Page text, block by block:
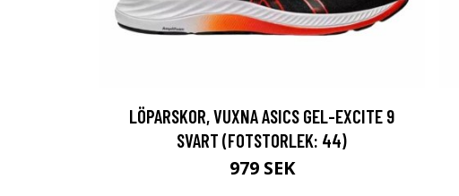
LÖPARSKOR, VUXNA ASICS GEL-EXCITE 9
SVART (FOTSTORLEK: 44)
979 SEK